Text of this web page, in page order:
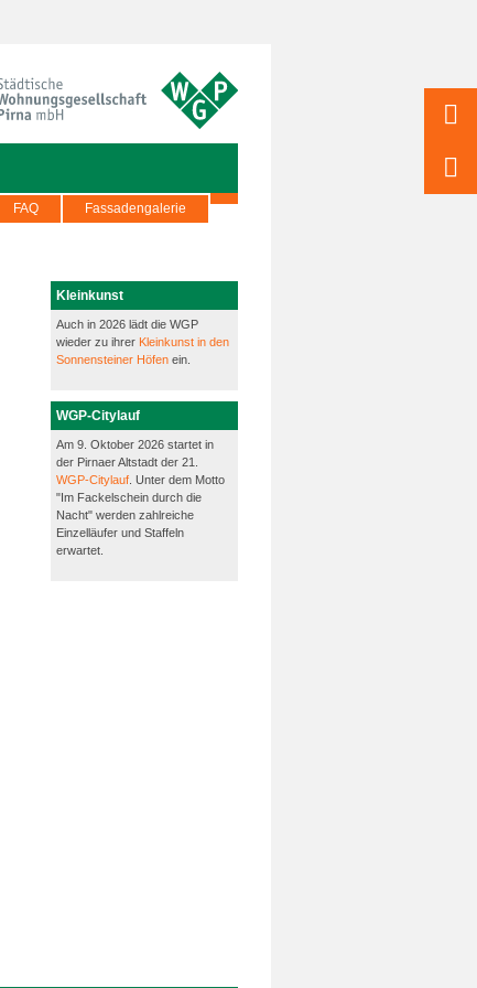
FAQ Fassadengalerie
Kleinkunst
Auch in 2026 lädt die WGP
wieder zu ihrer Kleinkunst in den
Sonnensteiner Höfen ein.
WGP-Citylauf
Am 9. Oktober 2026 startet in
der Pirnaer Altstadt der 21.
WGP-Citylauf . Unter dem Motto
"Im Fackelschein durch die
Nacht" werden zahlreiche
Einzelläufer und Staffeln
erwartet.